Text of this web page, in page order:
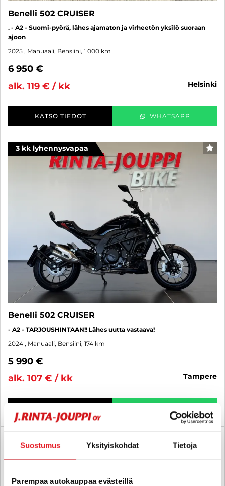
Suostumus Yksityiskohdat Tietoja
Parempaa autokauppaa evästeillä
Benelli 502 CRUISER
. - A2 - Suomi-pyörä, lähes ajamaton ja virheetön yksilö suoraan
ajoon
2025 , Manuaali, Bensiini, 1 000 km
6 950 €
alk. 119 € / kk
helsinki
KATSO TIEDOT WHATSAPP
3 kk lyhennysvapaa
Benelli 502 CRUISER
- A2 - TARJOUSHINTAAN!! Lähes uutta vastaava!
2024 , Manuaali, Bensiini, 174 km
5 990 €
alk. 107 € / kk
tampere
3 kk lyhennysvapaa